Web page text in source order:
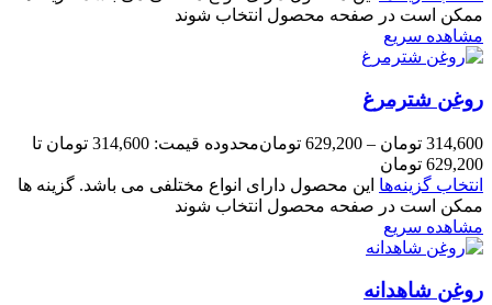
ممکن است در صفحه محصول انتخاب شوند
مشاهده سریع
روغن شترمرغ
314,600 تومان –
629,200 تومان
محدوده قیمت: 314,600 تومان تا
629,200 تومان
انتخاب گزینه‌ها این محصول دارای انواع مختلفی می باشد. گزینه ها
ممکن است در صفحه محصول انتخاب شوند
مشاهده سریع
روغن شاهدانه